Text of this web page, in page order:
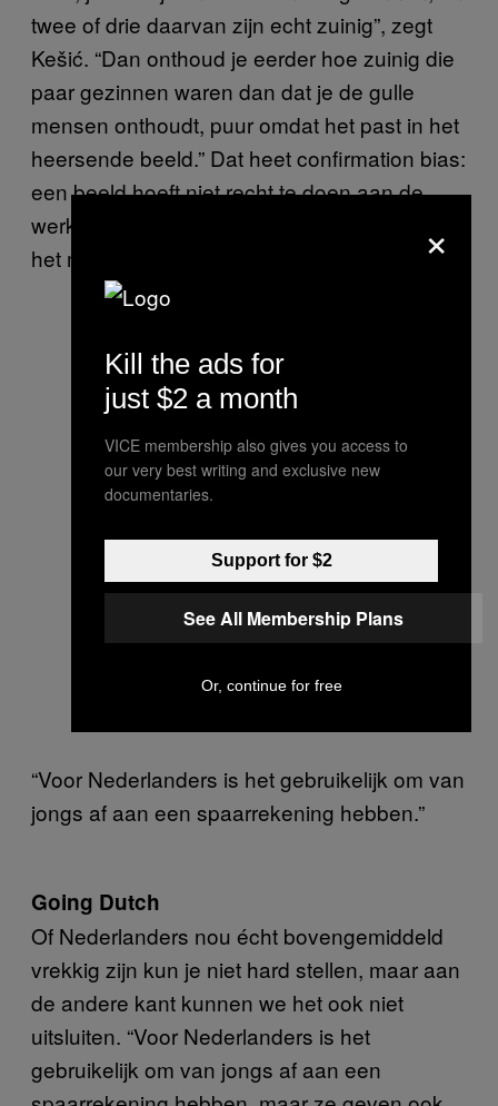
twee of drie daarvan zijn echt zuinig”, zegt
Kešić. “Dan onthoud je eerder hoe zuinig die
paar gezinnen waren dan dat je de gulle
mensen onthoudt, puur omdat het past in het
heersende beeld.” Dat heet confirmation bias:
een beeld hoeft niet recht te doen aan de
werkelijkheid om geloofd te worden, zolang
het maar herkenbaar is.
“Voor Nederlanders is het gebruikelijk om van
jongs af aan een spaarrekening hebben.”
Going Dutch
Of Nederlanders nou écht bovengemiddeld
vrekkig zijn kun je niet hard stellen, maar aan
de andere kant kunnen we het ook niet
uitsluiten. “Voor Nederlanders is het
gebruikelijk om van jongs af aan een
×
Kill the ads for
just $2 a month
VICE membership also gives you access to
our very best writing and exclusive new
documentaries.
Support for $2
See All Membership Plans
Or, continue for free